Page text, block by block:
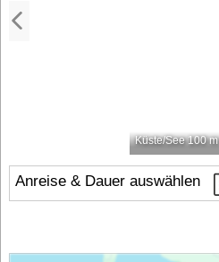
Küste/See 100 m
Anreise & Dauer auswählen